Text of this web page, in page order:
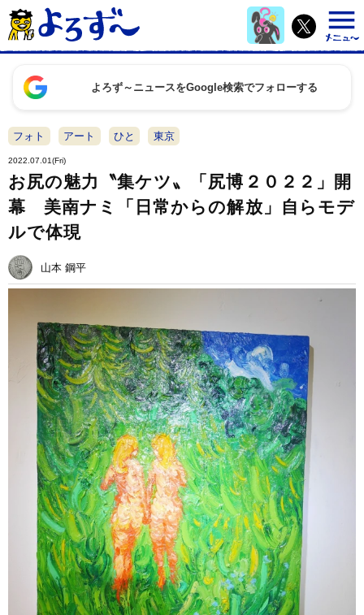
よろず～ニュースをGoogle検索でフォローする
フォト アート ひと 東京
2022.07.01(Fri)
お尻の魅力〝集ケツ〟「尻博２０２２」開
幕 美南ナミ「日常からの解放」自らモデ
ルで体現
山本 鋼平